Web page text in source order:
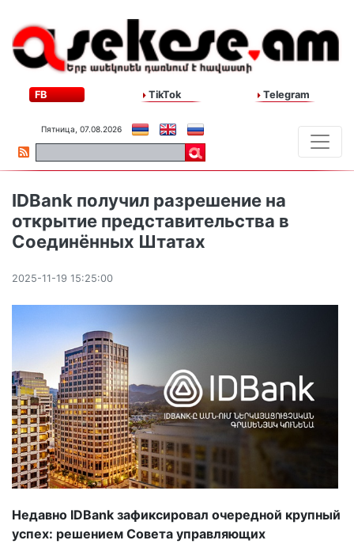
FB TikTok Telegram
Пятница, 07.08.2026
IDBank получил разрешение на
открытие представительства в
Соединённых Штатах
2025-11-19 15:25:00
Недавно IDBank зафиксировал очередной крупный
успех: решением Совета управляющих